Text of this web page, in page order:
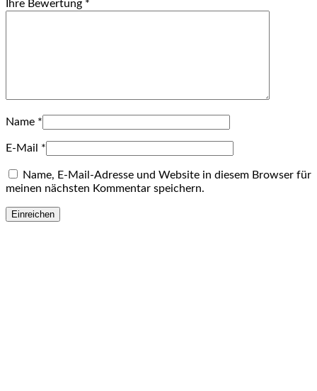
Ihre Bewertung *
Name *
E-Mail *
Name, E-Mail-Adresse und Website in diesem Browser für
meinen nächsten Kommentar speichern.